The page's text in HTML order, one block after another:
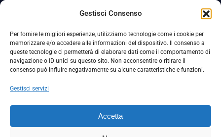
Gestisci Consenso
Per fornire le migliori esperienze, utilizziamo tecnologie come i cookie per
memorizzare e/o accedere alle informazioni del dispositivo. Il consenso a
queste tecnologie ci permetterà di elaborare dati come il comportamento di
navigazione o ID unici su questo sito. Non acconsentire o ritirare il
consenso può influire negativamente su alcune caratteristiche e funzioni.
Gestisci servizi
Accetta
Privacy Policy Cookie Policy
La Società ha nominato il Responsabile della Protezione dei Dati Personali (DPO), figura specializzata che vigila sulle modalità
adottate dalla nostra Società per tutelare i Suoi dati personali.
Per contattare il DPO può scrivere a